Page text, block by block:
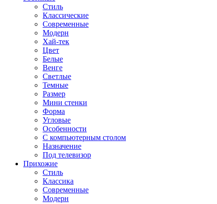
Стиль
Классические
Современные
Модерн
Хай-тек
Цвет
Белые
Венге
Светлые
Темные
Размер
Мини стенки
Форма
Угловые
Особенности
С компьютерным столом
Назначение
Под телевизор
Прихожие
Стиль
Классика
Современные
Модерн